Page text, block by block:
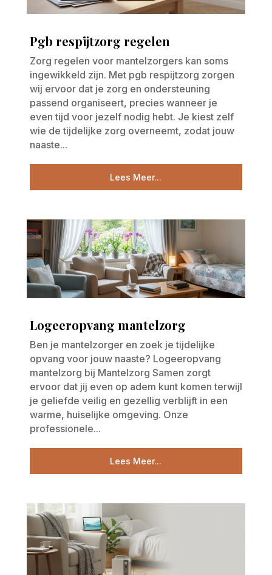
Pgb respijtzorg regelen
Zorg regelen voor mantelzorgers kan soms
ingewikkeld zijn. Met pgb respijtzorg zorgen
wij ervoor dat je zorg en ondersteuning
passend organiseert, precies wanneer je
even tijd voor jezelf nodig hebt. Je kiest zelf
wie de tijdelijke zorg overneemt, zodat jouw
naaste...
Lees Meer...
Logeeropvang mantelzorg
Ben je mantelzorger en zoek je tijdelijke
opvang voor jouw naaste? Logeeropvang
mantelzorg bij Mantelzorg Samen zorgt
ervoor dat jij even op adem kunt komen terwijl
je geliefde veilig en gezellig verblijft in een
warme, huiselijke omgeving. Onze
professionele...
Lees Meer...